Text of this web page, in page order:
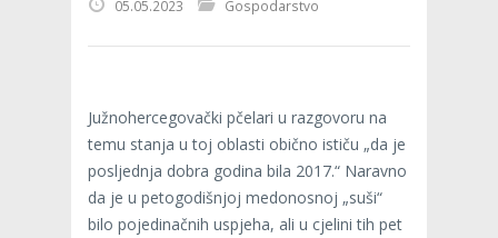
05.05.2023 Gospodarstvo
Južnohercegovački pčelari u razgovoru na
temu stanja u toj oblasti obično ističu „da je
posljednja dobra godina bila 2017.“ Naravno
da je u petogodišnjoj medonosnoj „suši“
bilo pojedinačnih uspjeha, ali u cjelini tih pet